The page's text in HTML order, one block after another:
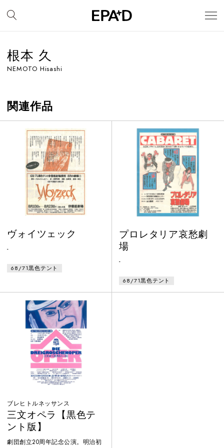
根本 久
NEMOTO Hisashi
関連作品
ヴォイツェック
-
68/71黒色テント
プロレタリア哀愁劇
場
-
68/71黒色テント
ブレヒトルネッサンス
三文オペラ【黒色テ
ント版】
劇団創立20周年記念公演。明治初